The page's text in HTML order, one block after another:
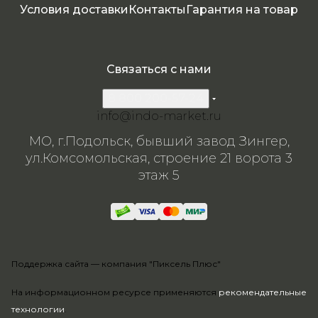
Условия доставки Контакты Гарантия на товар
На информационном ресурсе применяются рекомендательные
технологии.
Связаться с нами
info@indo-market.ru
МО, г.Подольск, бывший завод Зингер,
ул.Комсомольская, строение 21 ворота 3
этаж 5
Поддержка сайта — компания "Пиксель Плюс"